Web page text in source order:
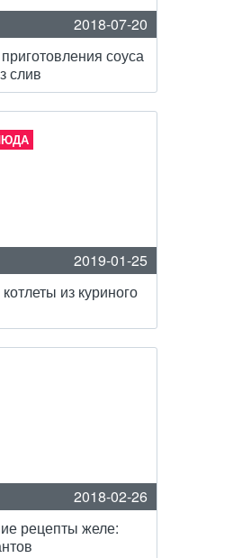
2018-07-20
соуса
слив
2019-01-25
из куриного
2018-02-26
рецепты желе: